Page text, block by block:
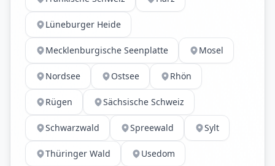
Lüneburger Heide
Mecklenburgische Seenplatte Mosel
Nordsee Ostsee Rhön
Rügen Sächsische Schweiz
Schwarzwald Spreewald Sylt
Thüringer Wald Usedom